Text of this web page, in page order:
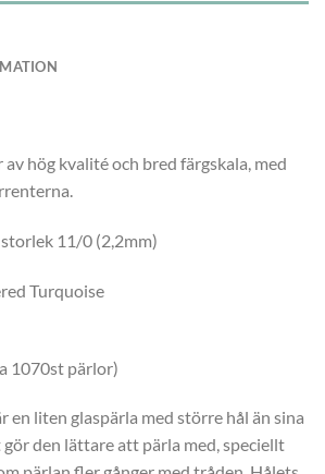
av hög kvalité och bred färgskala, med
11/0 (2,2mm)
Turquoise
1070st pärlor)
en liten glaspärla med större hål än sina
den lättare att pärla med, speciellt